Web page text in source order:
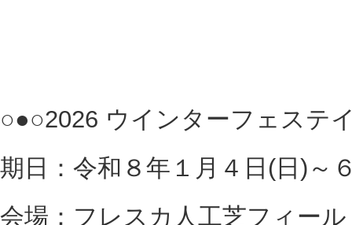
○●○2026 ウインターフェステ
期日：令和８年１月４日(日)～
会場：フレスカ人工芝フィー